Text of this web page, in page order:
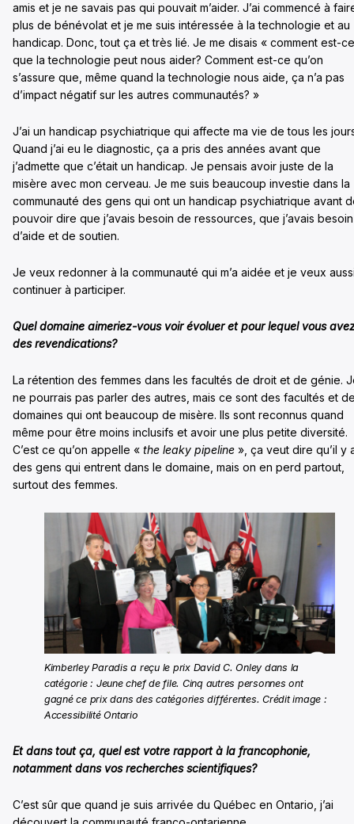
amis et je ne savais pas qui pouvait m’aider. J’ai commencé à
plus de bénévolat et je me suis intéressée à la technologie et au
handicap. Donc, tout ça et très lié. Je me disais « comment est-ce
que la technologie peut nous aider? Comment est-ce qu’on
s’assure que, même quand la technologie nous aide, ça n’a pas
d’impact négatif sur les autres communautés? »
J’ai un handicap psychiatrique qui affecte ma vie de tous les
Quand j’ai eu le diagnostic, ça a pris des années avant que
j’admette que c’était un handicap. Je pensais avoir juste de la
misère avec mon cerveau. Je me suis beaucoup investie dans la
communauté des gens qui ont un handicap psychiatrique avant
pouvoir dire que j’avais besoin de ressources, que j’avais besoin
d’aide et de soutien.
Je veux redonner à la communauté qui m’a aidée et je veux
continuer à participer.
Quel domaine aimeriez-vous voir évoluer et pour lequel vous
des revendications?
La rétention des femmes dans les facultés de droit et de génie.
ne pourrais pas parler des autres, mais ce sont des facultés et
domaines qui ont beaucoup de misère. Ils sont reconnus quand
même pour être moins inclusifs et avoir une plus petite diversité.
C’est ce qu’on appelle « the leaky pipeline », ça veut dire qu’il y
des gens qui entrent dans le domaine, mais on en perd partout,
surtout des femmes.
Kimberley Paradis a reçu le prix David C. Onley dans la
catégorie : Jeune chef de file. Cinq autres personnes ont
gagné ce prix dans des catégories différentes. Crédit image :
Accessibilité Ontario
Et dans tout ça, quel est votre rapport à la francophonie,
notamment dans vos recherches scientifiques?
C’est sûr que quand je suis arrivée du Québec en Ontario, j’ai